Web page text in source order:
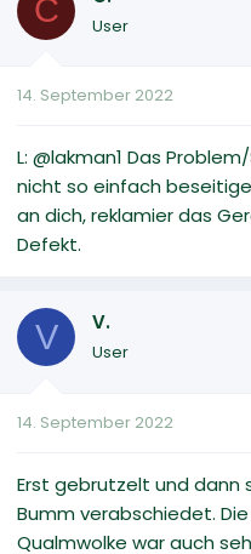
C User
14. September 2022
L: @lakman1 Das
nicht so einfach
an dich, reklamier das
Defekt.
V V.
User
14. September 2022
Erst gebrutzelt und dann
Bumm verabschiedet.
Qualmwolke war auch